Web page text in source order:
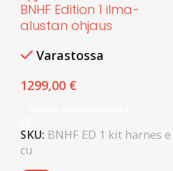
BNHF Edition 1 ilma-
alustan ohjaus
Varastossa
1299,00 €
SKU: BNHF ED 1 kit harnes e
cu